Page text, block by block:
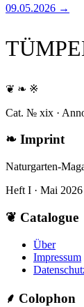
09.05.2026 →
❦ ❧ ※
Cat. № xix ·
❧ Imprint
Naturgarten-
Heft I · Mai 2026
❦ Catalogue
Über
Impressum
⸙ Colophon